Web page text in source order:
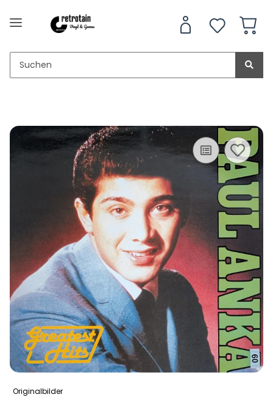
Originalbilder